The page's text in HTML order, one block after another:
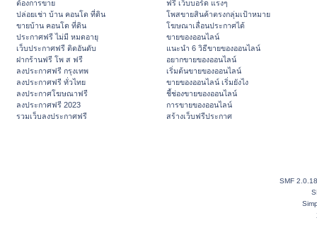
ต้องการขาย
ปล่อยเช่า บ้าน คอนโด ที่ดิน
ขายบ้าน คอนโด ที่ดิน
ประกาศฟรี ไม่มี หมดอายุ
เว็บประกาศฟรี ติดอันดับ
ฝากร้านฟรี โพ ส ฟรี
ลงประกาศฟรี กรุงเทพ
ลงประกาศฟรี ทั่วไทย
ลงประกาศโฆษณาฟรี
ลงประกาศฟรี 2023
รวมเว็บลงประกาศฟรี
ฟรี เว็บบอร์ด แรงๆ
โพสขายสินค้าตรงกลุ่มเป้าหมาย
โฆษณาเลื่อนประกาศได้
ขายของออนไลน์
แนะนำ 6 วิธีขายของออนไลน์
อยากขายของออนไลน์
เริ่มต้นขายของออนไลน์
ขายของออนไลน์ เริ่มยังไง
ชี้ช่องขายของออนไลน์
การขายของออนไลน์
สร้างเว็บฟรีประกาศ
SMF 2.0.18